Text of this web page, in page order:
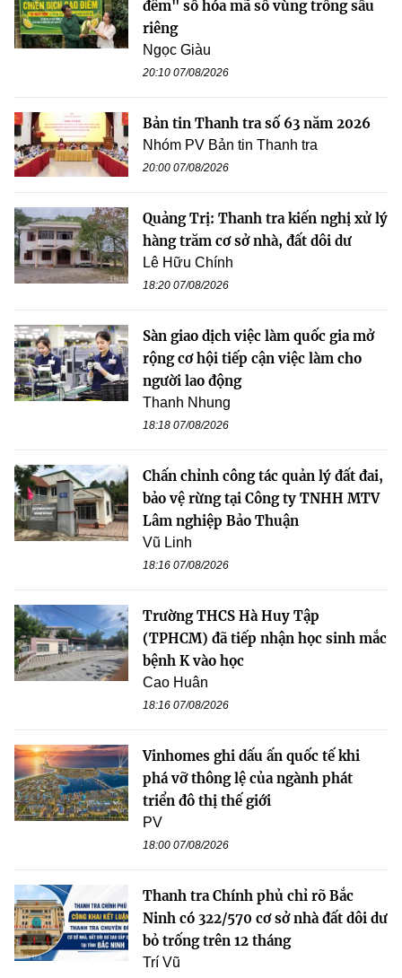
đêm" số hóa mã số vùng trồng sầu
riêng
Ngọc Giàu
20:10 07/08/2026
Bản tin Thanh tra số 63 năm 2026
Nhóm PV Bản tin Thanh tra
20:00 07/08/2026
Quảng Trị: Thanh tra kiến nghị xử lý
hàng trăm cơ sở nhà, đất dôi dư
Lê Hữu Chính
18:20 07/08/2026
Sàn giao dịch việc làm quốc gia mở
rộng cơ hội tiếp cận việc làm cho
người lao động
Thanh Nhung
18:18 07/08/2026
Chấn chỉnh công tác quản lý đất đai,
bảo vệ rừng tại Công ty TNHH MTV
Lâm nghiệp Bảo Thuận
Vũ Linh
18:16 07/08/2026
Trường THCS Hà Huy Tập
(TPHCM) đã tiếp nhận học sinh mắc
bệnh K vào học
Cao Huân
18:16 07/08/2026
Vinhomes ghi dấu ấn quốc tế khi
phá vỡ thông lệ của ngành phát
triển đô thị thế giới
PV
18:00 07/08/2026
Thanh tra Chính phủ chỉ rõ Bắc
Ninh có 322/570 cơ sở nhà đất dôi dư
bỏ trống trên 12 tháng
Trí Vũ